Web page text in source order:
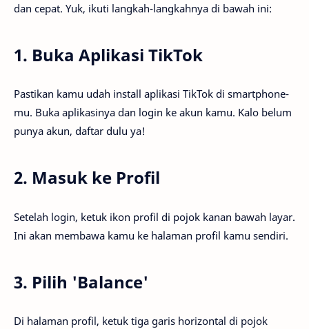
dan cepat. Yuk, ikuti langkah-langkahnya di bawah ini:
1. Buka Aplikasi TikTok
Pastikan kamu udah install aplikasi TikTok di smartphone-
mu. Buka aplikasinya dan login ke akun kamu. Kalo belum
punya akun, daftar dulu ya!
2. Masuk ke Profil
Setelah login, ketuk ikon profil di pojok kanan bawah layar.
Ini akan membawa kamu ke halaman profil kamu sendiri.
3. Pilih 'Balance'
Di halaman profil, ketuk tiga garis horizontal di pojok